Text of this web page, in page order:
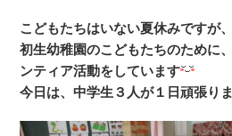
こどもたちはいない夏休みですが、
初生幼稚園のこどもたちのために
ンティア活動をしています
今日は、中学生３人が１日頑張り